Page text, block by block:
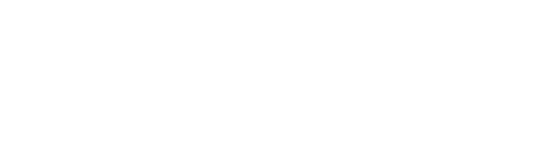
10 \\\ x + 3y = 6 \end{cases}